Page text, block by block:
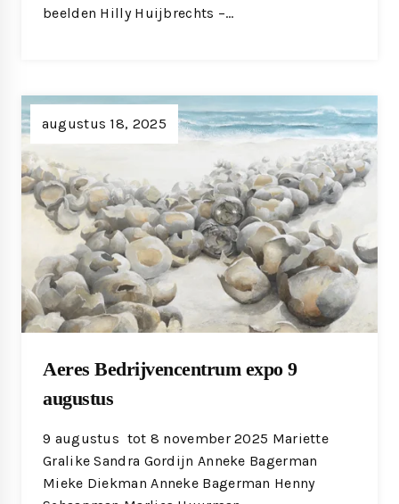
beelden Hilly Huijbrechts –…
Aeres Bedrijvencentrum expo 9
augustus
augustus 18, 2025
9 augustus tot 8 november 2025 Mariette
Gralike Sandra Gordijn Anneke Bagerman
Mieke Diekman Anneke Bagerman Henny